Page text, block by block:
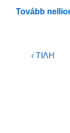
Tovább
Previous
‹ TIΛH